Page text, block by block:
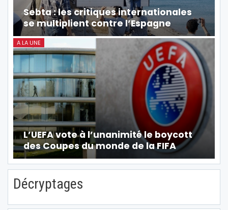
Sebta : les critiques internationales
se multiplient contre l’Espagne
A LA UNE
L’UEFA vote à l’unanimité le boycott
des Coupes du monde de la FIFA
Décryptages